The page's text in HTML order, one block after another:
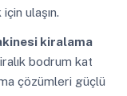
ulaşın.
kiralama
bodrum kat
çözümleri güçlü